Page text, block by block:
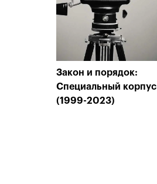
Закон и порядок:
Специальный корпус
(1999-2023)